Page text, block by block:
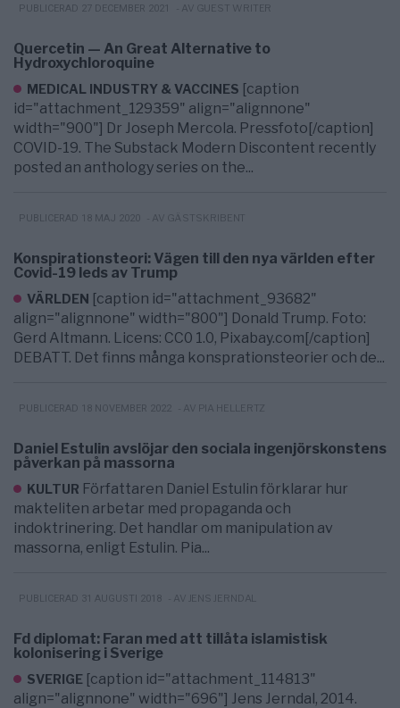
PUBLICERAD 27 DECEMBER 2021 - AV GUEST WRITER
Quercetin — An Great Alternative to
Hydroxychloroquine
MEDICAL INDUSTRY & VACCINES [caption
id="attachment_129359" align="alignnone"
width="900"] Dr Joseph Mercola. Pressfoto[/caption]
COVID-19. The Substack Modern Discontent recently
posted an anthology series on the...
PUBLICERAD 18 MAJ 2020 - AV GÄSTSKRIBENT
Konspirationsteori: Vägen till den nya världen efter
Covid-19 leds av Trump
VÄRLDEN [caption id="attachment_93682"
align="alignnone" width="800"] Donald Trump. Foto:
Gerd Altmann. Licens: CC0 1.0, Pixabay.com[/caption]
DEBATT. Det finns många konsprationsteorier och de...
PUBLICERAD 18 NOVEMBER 2022 - AV PIA HELLERTZ
Daniel Estulin avslöjar den sociala ingenjörskonstens
påverkan på massorna
KULTUR Författaren Daniel Estulin förklarar hur
makteliten arbetar med propaganda och
indoktrinering. Det handlar om manipulation av
massorna, enligt Estulin. Pia...
PUBLICERAD 31 AUGUSTI 2018 - AV JENS JERNDAL
Fd diplomat: Faran med att tillåta islamistisk
kolonisering i Sverige
SVERIGE [caption id="attachment_114813"
align="alignnone" width="696"] Jens Jerndal, 2014.